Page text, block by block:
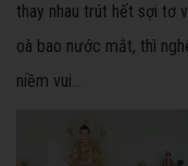
thay nhau trút hết sợi tơ
oà bao nước mắt, thì
niềm vui...